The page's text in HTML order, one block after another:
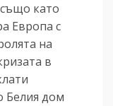
като
Европа с
на
в
Белия дом